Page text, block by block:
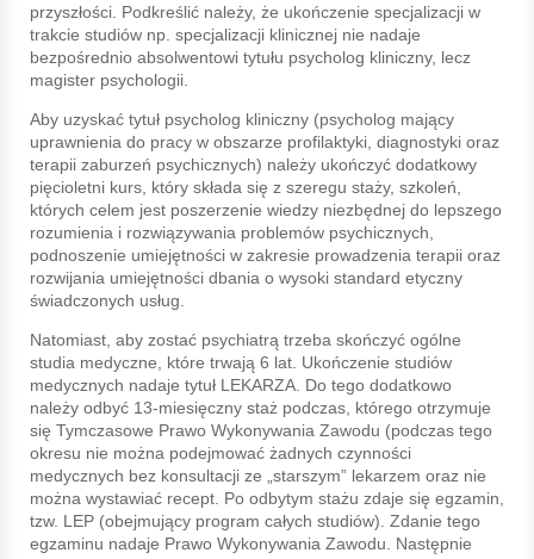
przyszłości. Podkreślić należy, że ukończenie specjalizacji w
trakcie studiów np. specjalizacji klinicznej nie nadaje
bezpośrednio absolwentowi tytułu psycholog kliniczny, lecz
magister psychologii.
Aby uzyskać tytuł psycholog kliniczny (psycholog mający
uprawnienia do pracy w obszarze profilaktyki, diagnostyki oraz
terapii zaburzeń psychicznych) należy ukończyć dodatkowy
pięcioletni kurs, który składa się z szeregu staży, szkoleń,
których celem jest poszerzenie wiedzy niezbędnej do lepszego
rozumienia i rozwiązywania problemów psychicznych,
podnoszenie umiejętności w zakresie prowadzenia terapii oraz
rozwijania umiejętności dbania o wysoki standard etyczny
świadczonych usług.
Natomiast, aby zostać psychiatrą trzeba skończyć ogólne
studia medyczne, które trwają 6 lat. Ukończenie studiów
medycznych nadaje tytuł LEKARZA. Do tego dodatkowo
należy odbyć 13-miesięczny staż podczas, którego otrzymuje
się Tymczasowe Prawo Wykonywania Zawodu (podczas tego
okresu nie można podejmować żadnych czynności
medycznych bez konsultacji ze „starszym” lekarzem oraz nie
można wystawiać recept. Po odbytym stażu zdaje się egzamin,
tzw. LEP (obejmujący program całych studiów). Zdanie tego
egzaminu nadaje Prawo Wykonywania Zawodu. Następnie